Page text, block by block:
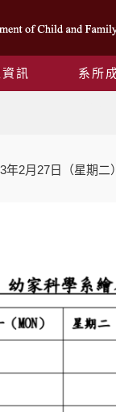
訊 系所
2月27日（星期